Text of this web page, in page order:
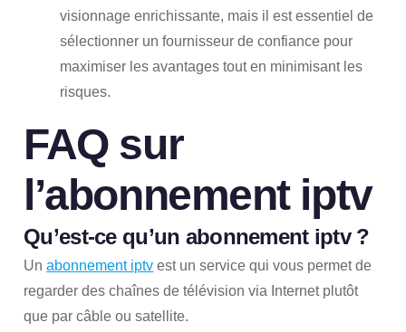
visionnage enrichissante, mais il est essentiel de
sélectionner un fournisseur de confiance pour
maximiser les avantages tout en minimisant les
risques.
FAQ sur
l’abonnement iptv
Qu’est-ce qu’un abonnement iptv?
Unabonnement iptv est un service qui vous permet de
regarder des chaînes de télévision via Internet plutôt
que par câble ou satellite.